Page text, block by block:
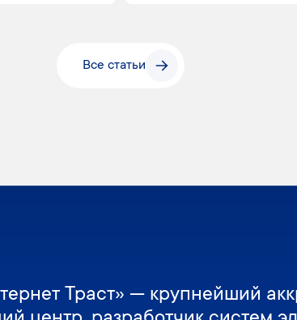
Все статьи
Траст» — крупнейший